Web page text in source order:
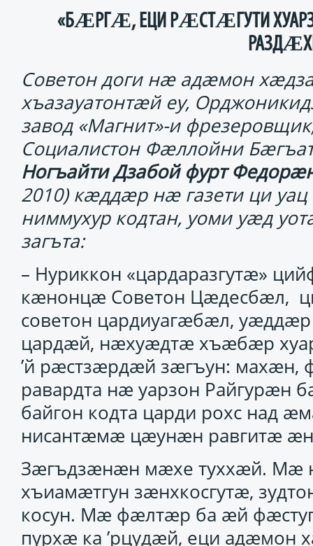
«БӔРГӔ, ЕЦИ РӔСТӔГУТИ
Советон доги нӕ адӕмон
хъазауатонтӕй еу,
завод «Магнит»-и
Социалистон Фӕллойни
Ногъайти Дзабой фурт
2010) кӕддӕр нӕ газети ци уац
ниммухур кодтан, уоми уӕд
загъта:
– Нуриккон «цардаразгутӕ»
кӕнонцӕ Советон Цӕдесбӕл,
советон цардиуагӕбӕл,
цардӕй, нӕхуӕдтӕ хъӕбӕр
’й рӕстзӕрдӕй зӕгъун:
равардта нӕ уарзон Райгурӕн
байгон кодта царди рохс над
нисантӕмӕ цӕунӕн равгитӕ
Зӕгъдзӕнӕн мӕхе туххӕй. Мӕ
хъиамӕтгун зӕнхкосгутӕ,
косун. Мӕ фӕлтӕр ба ӕй
пурхӕ ка ’рцудӕй, еци адӕмон